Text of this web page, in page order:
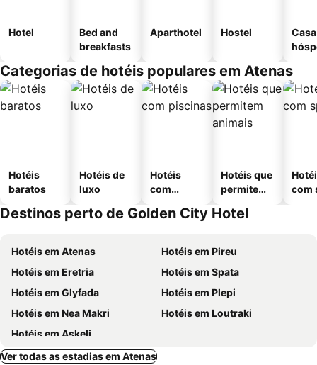
Hotel
Bed and
breakfasts
Aparthotel Hostel
Categorias de hotéis populares em Atenas
Hotéis
baratos
Hotéis de
luxo
Hotéis
com
Hotéis que
permitem
com
Destinos perto de Golden City Hotel
Hotéis em Atenas
Hotéis em Pireu
Hotéis em Eretria
Hotéis em Spata
Hotéis em Glyfada
Hotéis em Plepi
Hotéis em Nea Makri
Hotéis em Loutraki
Hotéis em Askeli
Ver todas as estadias em Atenas